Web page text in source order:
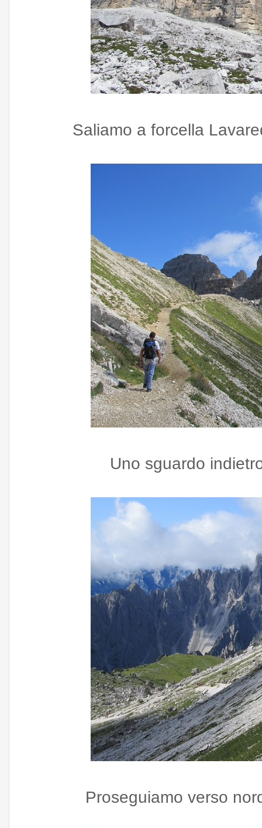
Saliamo a forcella
Uno sguardo
Proseguiamo verso